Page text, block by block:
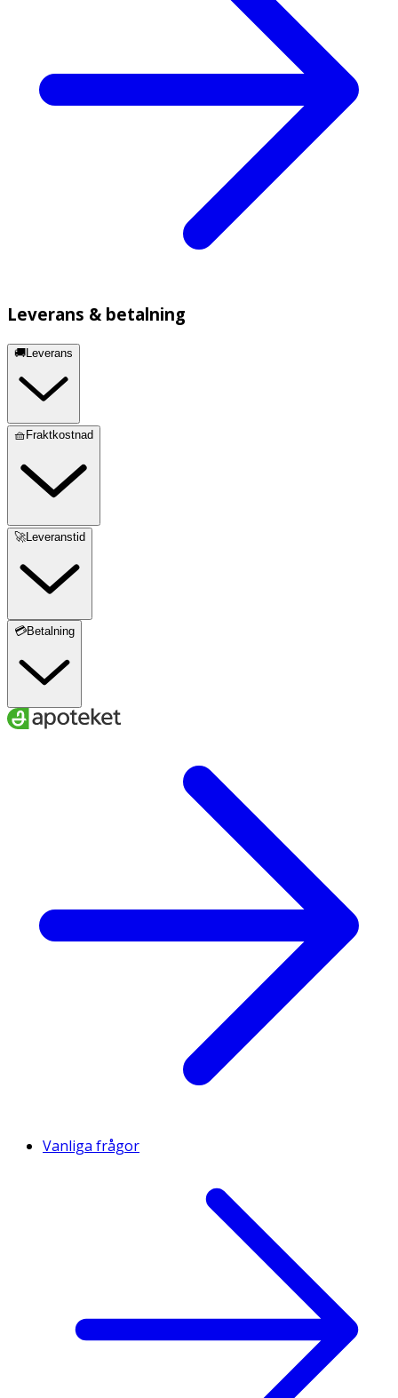
Leverans & betalning
🚚Leverans
🧺Fraktkostnad
🚀Leveranstid
💳Betalning
Vanliga frågor